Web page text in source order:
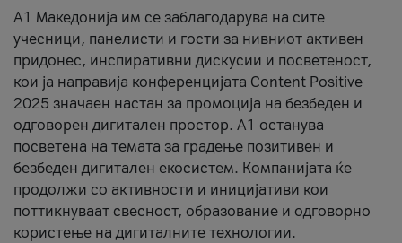
А1 Македонија им се заблагодарува на сите
учесници, панелисти и гости за нивниот активен
придонес, инспиративни дискусии и посветеност,
кои ја направија конференцијата Content Positive
2025 значаен настан за промоција на безбеден и
одговорен дигитален простор. А1 останува
посветена на темата за градење позитивен и
безбеден дигитален екосистем. Компанијата ќе
продолжи со активности и иницијативи кои
поттикнуваат свесност, образование и одговорно
користење на дигиталните технологии.